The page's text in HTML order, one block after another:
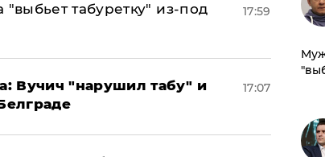
"выбьет табуретку" из-под
17:59
Вучич "нарушил табу" и
17:07